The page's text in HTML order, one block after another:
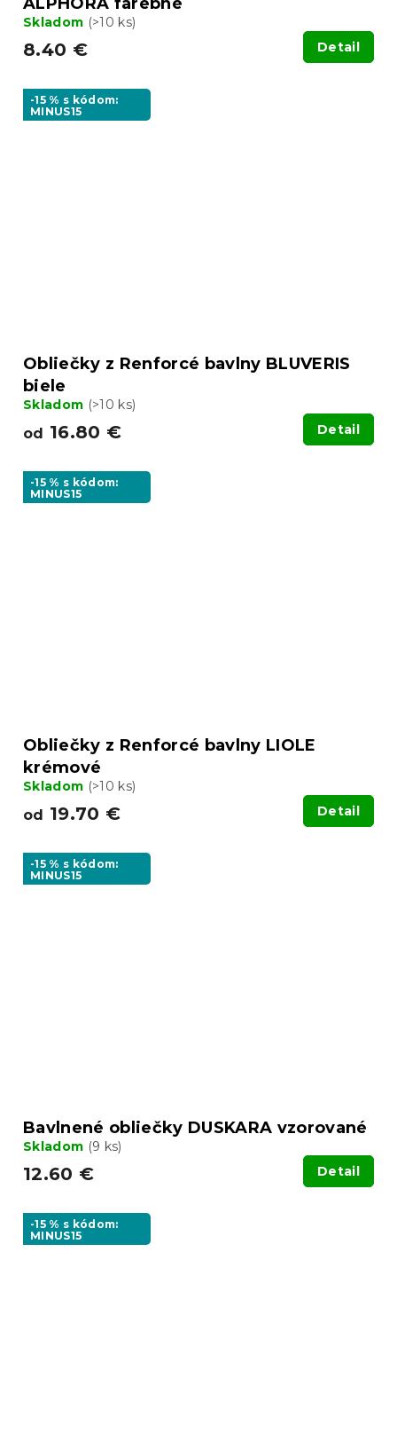
Skladom (>10 ks)
8.40 € Detail
-15 % s kódom:
MINUS15
Obliečky z Renforcé bavlny BLUVERIS
biele
Skladom (>10 ks)
od 16.80 € Detail
-15 % s kódom:
MINUS15
Obliečky z Renforcé bavlny LIOLE
krémové
Skladom (>10 ks)
od 19.70 € Detail
-15 % s kódom:
MINUS15
Bavlnené obliečky DUSKARA vzorované
Skladom (9 ks)
12.60 € Detail
-15 % s kódom:
MINUS15